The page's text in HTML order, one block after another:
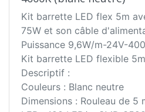
Kit barrette LED flex 5m
75W et son câble
Puissance 9,6W/m-24V-
Kit barrette LED flexible
Descriptif :
Couleurs : Blanc neutre
Dimensions : Rouleau de 5